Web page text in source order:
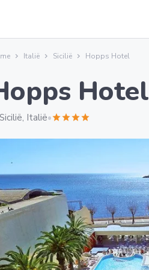
Italië Sicilië Hopps Hotel
Hotel
Sicilië, Italië•starstarstarstar